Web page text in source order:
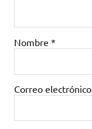
Nombre *
Correo electrónico